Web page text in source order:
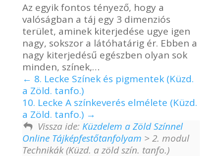
Az egyik fontos tényező, hogy a
valóságban a táj egy 3 dimenziós
terület, aminek kiterjedése ugye igen
nagy, sokszor a látóhatárig ér. Ebben a
nagy kiterjedésű egészben olyan sok
minden, színek,…
8. Lecke Színek és pigmentek (Küzd.
a Zöld. tanfo.)
10. Lecke A színkeverés elmélete (Küzd.
a Zöld. tanfo.)
Vissza ide: Küzdelem a Zöld Színnel
Online Tájképfestőtanfolyam > 2. modul
Technikák (Küzd. a zöld szín. tanfo.)